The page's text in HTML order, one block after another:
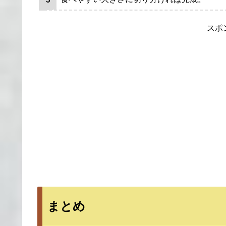
スポ
まとめ